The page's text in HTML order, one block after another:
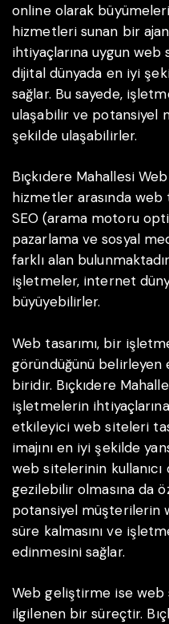
online olarak
hizmetleri sunan bir
ihtiyaçlarına uygun web
dijital dünyada en iyi
sağlar. Bu sayede,
ulaşabilir ve potansiyel
şekilde ulaşabilirler.
Bıçkıdere Mahallesi
hizmetler arasında web
SEO (arama motoru
pazarlama ve sosyal
farklı alan
işletmeler, internet
büyüyebilirler.
Web tasarımı, bir
göründüğünü
biridir. Bıçkıdere
işletmelerin
etkileyici web siteleri
imajını en iyi şekilde
web sitelerinin kullanıcı
gezilebilir olmasına da
potansiyel müşterilerin
süre kalmasını ve
edinmesini sağlar.
Web geliştirme ise
ilgilenen bir süreçtir.